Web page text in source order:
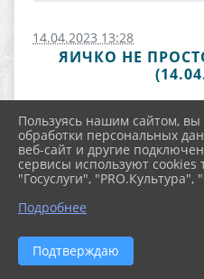
14.04.2023 13:28
ЯИЧКО НЕ
Пользуясь нашим сайтом, вы
обработки персональных
веб-сайт и другие
сервисы используют cookies
"Госуслуги",
Подробнее
Подтверждаю